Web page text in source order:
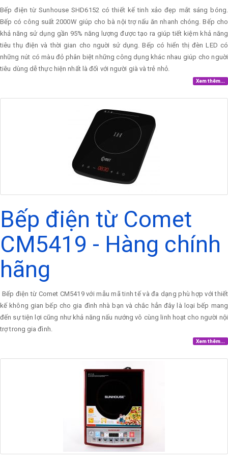
Bếp điện từ Sunhouse SHD6152 có thiết kế tinh xảo đẹp mắt sáng bóng.
Bếp có công suất 2000W giúp cho bà nội trợ nấu ăn nhanh chóng. Bếp cho
khả năng sử dụng gần 95% năng lượng được tạo ra giúp tiết kiệm khả năng
tiêu thụ điện và thời gian cho nguời sử dụng. Bếp có hiển thị đèn LED có
những nút có màu đỏ phân biệt những công dụng khác nhau giúp cho nguời
tiêu dùng dễ thực hiện nhất là đối với người già và trẻ nhỏ.
Xem thêm...
Bếp điện từ Comet
CM5419 - Hàng chính
hãng
Bếp điện từ Comet CM5419 với mẫu mã tinh tế và đa dạng phù hợp với thiết
kế không gian bếp cho gia đình nhà bạn và chắc hẳn đây là loại bếp mang
đến sự tiện lợi cũng như khả năng nấu nướng vô cùng linh hoạt cho người nội
trợ trong gia đình.
Xem thêm...